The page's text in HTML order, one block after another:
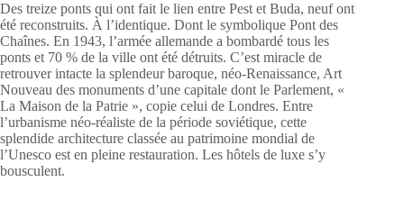
Des treize ponts qui ont fait le lien entre Pest et Buda, neuf ont
été reconstruits. À l’identique. Dont le symbolique Pont des
Chaînes. En 1943, l’armée allemande a bombardé tous les
ponts et 70 % de la ville ont été détruits. C’est miracle de
retrouver intacte la splendeur baroque, néo-Renaissance, Art
Nouveau des monuments d’une capitale dont le Parlement, «
La Maison de la Patrie », copie celui de Londres. Entre
l’urbanisme néo-réaliste de la période soviétique, cette
splendide architecture classée au patrimoine mondial de
l’Unesco est en pleine restauration. Les hôtels de luxe s’y
bousculent.